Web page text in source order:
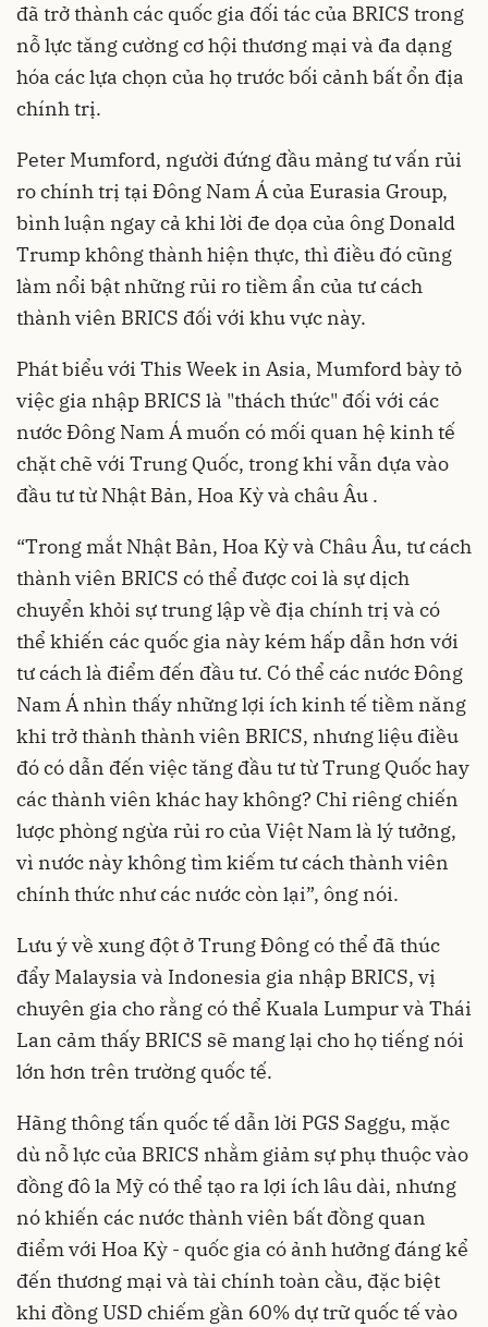
đã trở thành các quốc gia đối tác của BRICS trong
nỗ lực tăng cường cơ hội thương mại và đa dạng
hóa các lựa chọn của họ trước bối cảnh bất ổn địa
chính trị.
Peter Mumford, người đứng đầu mảng tư vấn rủi
ro chính trị tại Đông Nam Á của Eurasia Group,
bình luận ngay cả khi lời đe dọa của ông Donald
Trump không thành hiện thực, thì điều đó cũng
làm nổi bật những rủi ro tiềm ẩn của tư cách
thành viên BRICS đối với khu vực này.
Phát biểu với This Week in Asia, Mumford bày tỏ
việc gia nhập BRICS là "thách thức" đối với các
nước Đông Nam Á muốn có mối quan hệ kinh tế
chặt chẽ với Trung Quốc, trong khi vẫn dựa vào
đầu tư từ Nhật Bản, Hoa Kỳ và châu Âu .
“Trong mắt Nhật Bản, Hoa Kỳ và Châu Âu, tư cách
thành viên BRICS có thể được coi là sự dịch
chuyển khỏi sự trung lập về địa chính trị và có
thể khiến các quốc gia này kém hấp dẫn hơn với
tư cách là điểm đến đầu tư. Có thể các nước Đông
Nam Á nhìn thấy những lợi ích kinh tế tiềm năng
khi trở thành thành viên BRICS, nhưng liệu điều
đó có dẫn đến việc tăng đầu tư từ Trung Quốc hay
các thành viên khác hay không? Chỉ riêng chiến
lược phòng ngừa rủi ro của Việt Nam là lý tưởng,
vì nước này không tìm kiếm tư cách thành viên
chính thức như các nước còn lại”, ông nói.
Lưu ý về xung đột ở Trung Đông có thể đã thúc
đẩy Malaysia và Indonesia gia nhập BRICS, vị
chuyên gia cho rằng có thể Kuala Lumpur và Thái
Lan cảm thấy BRICS sẽ mang lại cho họ tiếng nói
lớn hơn trên trường quốc tế.
Hãng thông tấn quốc tế dẫn lời PGS Saggu, mặc
dù nỗ lực của BRICS nhằm giảm sự phụ thuộc vào
đồng đô la Mỹ có thể tạo ra lợi ích lâu dài, nhưng
nó khiến các nước thành viên bất đồng quan
điểm với Hoa Kỳ - quốc gia có ảnh hưởng đáng kể
đến thương mại và tài chính toàn cầu, đặc biệt
khi đồng USD chiếm gần 60% dự trữ quốc tế vào